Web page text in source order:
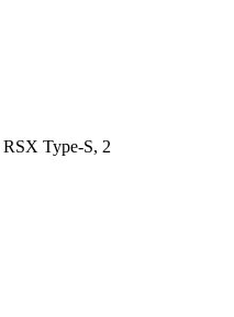
Type-S, 2